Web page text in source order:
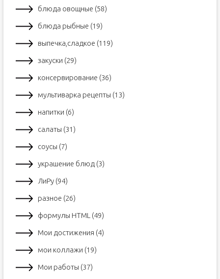
блюда овощные (58)
блюда рыбные (19)
выпечка,сладкое (119)
закуски (29)
консервирование (36)
мультиварка рецепты (13)
напитки (6)
салаты (31)
соусы (7)
украшение блюд (3)
ЛиРу (94)
разное (26)
формулы HTML (49)
Мои достижения (4)
мои коллажи (19)
Мои работы (37)